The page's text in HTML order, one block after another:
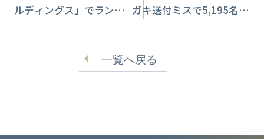
ルディングス」でランサ
ガキ送付ミスで5,195名の
一覧へ戻る